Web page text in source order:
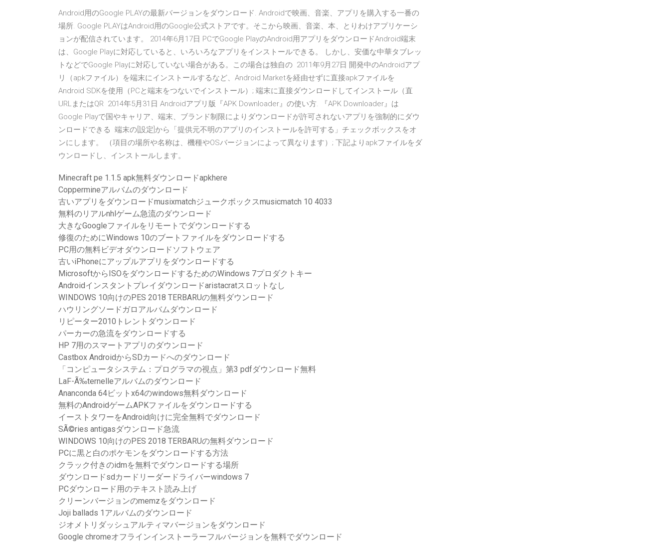
Android用のGoogle PLAYの最新バージョンをダウンロード. Androidで映画、音楽、アプリを購入する一番の
場所. Google PLAYはAndroid用のGoogle公式ストアです。そこから映画、音楽、本、とりわけアプリケーシ
ョンが配信されています。 2014年6月17日 PCでGoogle PlayのAndroid用アプリをダウンロードAndroid端末
は、Google Playに対応していると、いろいろなアプリをインストールできる。 しかし、安価な中華タブレッ
トなどでGoogle Playに対応していない場合がある。この場合は独自の 2011年9月27日 開発中のAndroidアプ
リ（apkファイル）を端末にインストールするなど、Android Marketを経由せずに直接apkファイルを
Android SDKを使用（PCと端末をつないでインストール）; 端末に直接ダウンロードしてインストール（直
URLまたはQR 2014年5月31日 Androidアプリ版『APK Downloader』の使い方. 『APK Downloader』は
Google Playで国やキャリア、端末、ブランド制限によりダウンロードが許可されないアプリを強制的にダウ
ンロードできる 端末の[設定]から「提供元不明のアプリのインストールを許可する」チェックボックスをオ
ンにします。 （項目の場所や名称は、機種やOSバージョンによって異なります）; 下記よりapkファイルをダ
ウンロードし、インストールします。
Minecraft pe 1.1.5 apk無料ダウンロードapkhere
Coppermineアルバムのダウンロード
古いアプリをダウンロードmusixmatchジュークボックスmusicmatch 10 4033
無料のリアルnhlゲーム急流のダウンロード
大きなGoogleファイルをリモートでダウンロードする
修復のためにWindows 10のブートファイルをダウンロードする
PC用の無料ビデオダウンロードソフトウェア
古いiPhoneにアップルアプリをダウンロードする
MicrosoftからISOをダウンロードするためのWindows 7プロダクトキー
Androidインスタントプレイダウンロードaristacratスロットなし
WINDOWS 10向けのPES 2018 TERBARUの無料ダウンロード
ハウリングソードガロアルバムダウンロード
リピーター2010トレントダウンロード
パーカーの急流をダウンロードする
HP 7用のスマートアプリのダウンロード
Castbox AndroidからSDカードへのダウンロード
「コンピュータシステム：プログラマの視点」第3 pdfダウンロード無料
LaF-Ã‰ternelleアルバムのダウンロード
Ananconda 64ビットx64のwindows無料ダウンロード
無料のAndroidゲームAPKファイルをダウンロードする
イーストタワーをAndroid向けに完全無料でダウンロード
SÃ©ries antigasダウンロード急流
WINDOWS 10向けのPES 2018 TERBARUの無料ダウンロード
PCに黒と白のポケモンをダウンロードする方法
クラック付きのidmを無料でダウンロードする場所
ダウンロードsdカードリーダードライバーwindows 7
PCダウンロード用のテキスト読み上げ
クリーンバージョンのmemzをダウンロード
Joji ballads 1アルバムのダウンロード
ジオメトリダッシュアルティマバージョンをダウンロード
Google chromeオフラインインストーラーフルバージョンを無料でダウンロード